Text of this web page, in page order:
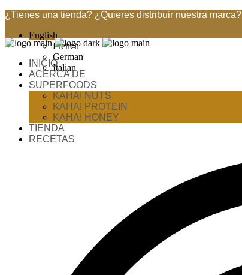
¿Tienes una tienda? ¿Quieres distribuir nuestra marca?
English
French
German
Italian
INICIO
ACERCA DE
SUPERFOODS
KAHAI NUTS
KAHAI PROTEIN
KAHAI HONEY
TIENDA
RECETAS